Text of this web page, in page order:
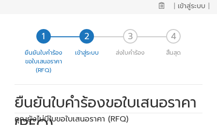
| เข้าสู่ระบบ |
ยืนยันใบคำร้อง
ขอใบเสนอราคา
(RFQ)
เข้าสู่ระบบ ส่งใบคำร้อง สิ้นสุด
ยืนยันใบคำร้องขอใบเสนอราคา
(RFQ)
คุณยังไม่มีใบขอใบเสนอราคา (RFQ)